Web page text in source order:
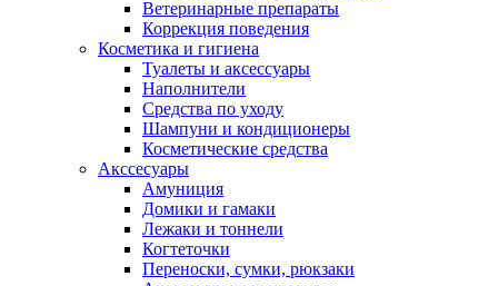
Ветеринарные препараты
Коррекция поведения
Косметика и гигиена
Туалеты и аксессуары
Наполнители
Средства по уходу
Шампуни и кондиционеры
Косметические средства
Акссесуары
Амуниция
Домики и гамаки
Лежаки и тоннели
Когтеточки
Переноски, сумки, рюкзаки